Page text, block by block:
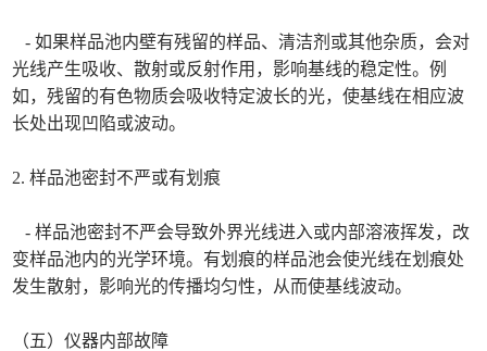
- 如果样品池内壁有残留的样品、清洁剂或其他杂质，会对
光线产生吸收、散射或反射作用，影响基线的稳定性。例
如，残留的有色物质会吸收特定波长的光，使基线在相应波
长处出现凹陷或波动。
2. 样品池密封不严或有划痕
- 样品池密封不严会导致外界光线进入或内部溶液挥发，改
变样品池内的光学环境。有划痕的样品池会使光线在划痕处
发生散射，影响光的传播均匀性，从而使基线波动。
（五）仪器内部故障